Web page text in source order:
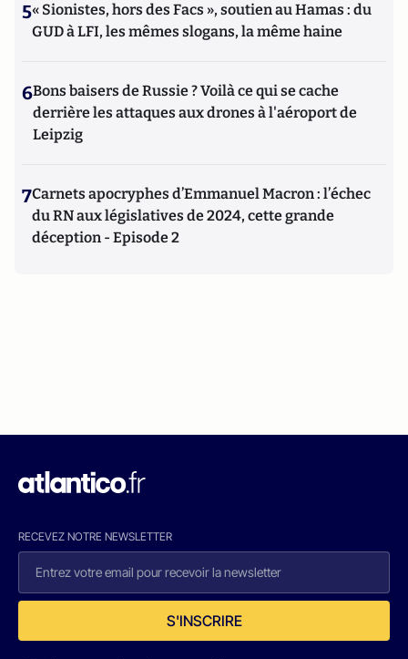
5« Sionistes, hors des Facs », soutien au Hamas : du
GUD à LFI, les mêmes slogans, la même haine
6Bons baisers de Russie ? Voilà ce qui se cache
derrière les attaques aux drones à l'aéroport de
Leipzig
7Carnets apocryphes d’Emmanuel Macron : l’échec
du RN aux législatives de 2024, cette grande
déception - Episode 2
RECEVEZ NOTRE NEWSLETTER
S'INSCRIRE